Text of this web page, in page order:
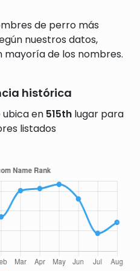
de perro más
nuestros datos,
mayoría de los nombres.
histórica
en 515th lugar para
listados